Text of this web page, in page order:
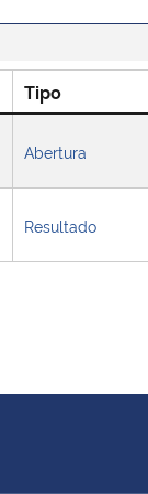
Tipo
Abertura
Resultado